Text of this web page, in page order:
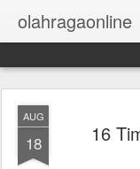
olahragaonline
AUG
18 16